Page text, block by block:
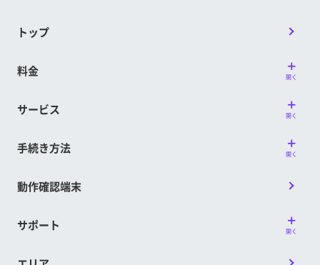
トップ
料金 開く
サービス 開く
手続き方法 開く
動作確認端末
サポート 開く